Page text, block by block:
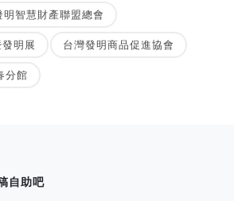
明智慧財產聯盟總會
明展 台灣發明商品促進協會
分館
自助吧